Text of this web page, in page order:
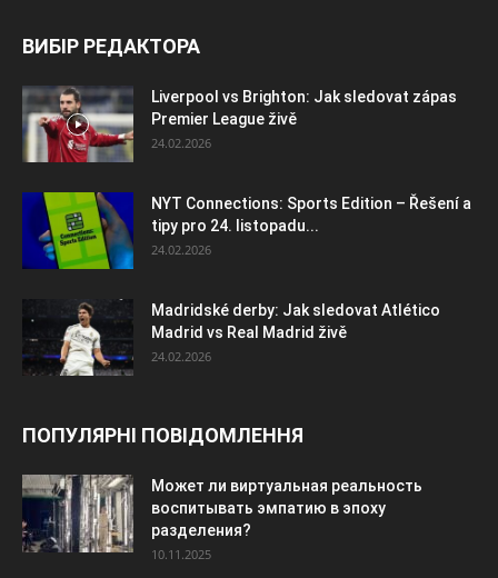
ВИБІР РЕДАКТОРА
Liverpool vs Brighton: Jak sledovat zápas
Premier League živě
24.02.2026
NYT Connections: Sports Edition – Řešení a
tipy pro 24. listopadu...
24.02.2026
Madridské derby: Jak sledovat Atlético
Madrid vs Real Madrid živě
24.02.2026
ПОПУЛЯРНІ ПОВІДОМЛЕННЯ
Может ли виртуальная реальность
воспитывать эмпатию в эпоху
разделения?
10.11.2025